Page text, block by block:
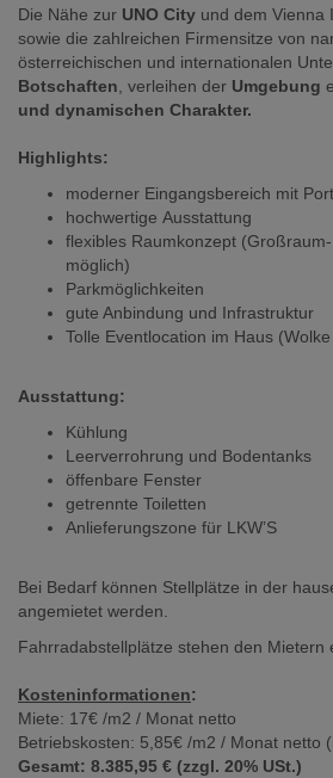
Die Nähe zur UNO City und dem Vienna
sowie die zahlreichen Firmensitze von
österreichischen und internationalen
Botschaften, verleihen der Umgebung
und dynamischen Charakter.
Highlights:
moderner Eingangsbereich mit
hochwertige Ausstattung
flexibles Raumkonzept
möglich)
Parkmöglichkeiten
gute Anbindung und Infrastruktur
Tolle Eventlocation im Haus
Ausstattung:
Kühlung
Leerverrohrung und Bodentanks
öffenbare Fenster
getrennte Toiletten
Anlieferungszone für LKW’S
Bei Bedarf können Stellplätze in der
angemietet werden.
Fahrradabstellplätze stehen den Mietern
Kosteninformationen:
Miete: 17€ /m2 / Monat netto
Betriebskosten: 5,85€ /m2 / Monat netto
Gesamt: 8.385,95 € (zzgl. 20% USt.)